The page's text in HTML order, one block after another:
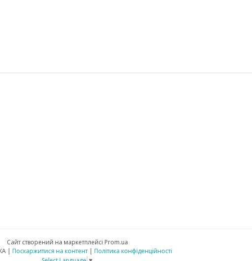
Сайт створений на маркетплейсі Prom.ua
MODNA FISHKA | Поскаржитися на контент | Політика конфіденційності